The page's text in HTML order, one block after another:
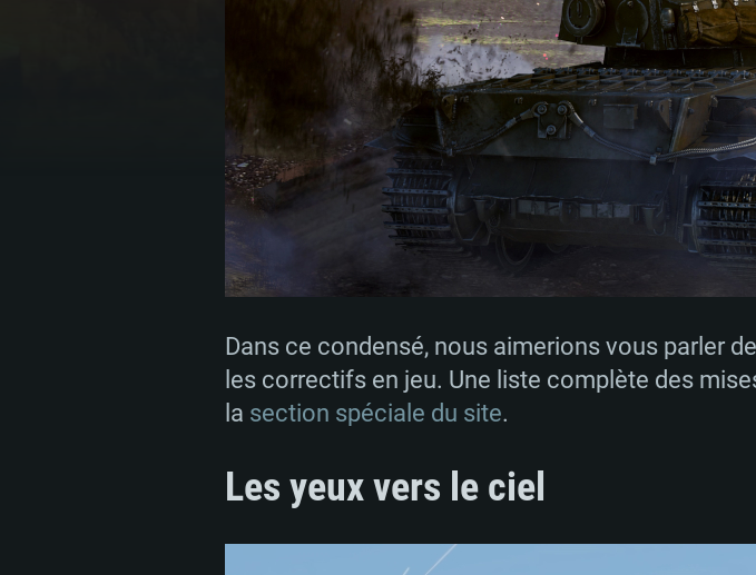
Dans ce condensé, nous aimerions vous parler
les correctifs en jeu. Une liste complète des
la section spéciale du site​​​​​​.
Les yeux vers le ciel